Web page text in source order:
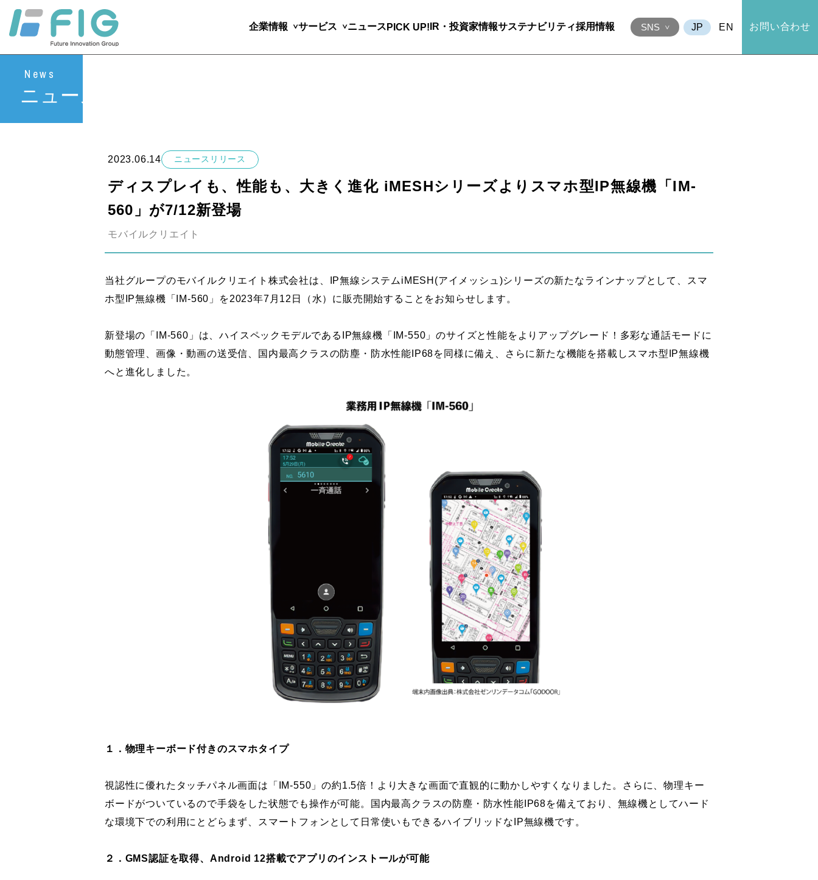
SNS EN お問い合わせ
企業情報 サービス ニュース PICK UP! IR・投資家情報サステナビリティ採用情報
News
ニュース
2023.06.14 ニュースリリース
ディスプレイも、性能も、大きく進化 iMESHシリーズよりスマホ型IP無線機「IM-
560」が7/12新登場
モバイルクリエイト
当社グループのモバイルクリエイト株式会社は、IP無線システムiMESH(アイメッシュ)シリーズの新たなラインナップとして、スマ
ホ型IP無線機「IM-560」を2023年7月12日（水）に販売開始することをお知らせします。
新登場の「IM-560」は、ハイスペックモデルであるIP無線機「IM-550」のサイズと性能をよりアップグレード！多彩な通話モードに
動態管理、画像・動画の送受信、国内最高クラスの防塵・防水性能IP68を同様に備え、さらに新たな機能を搭載しスマホ型IP無線機
へと進化しました。
１．物理キーボード付きのスマホタイプ
視認性に優れたタッチパネル画面は「IM-550」の約1.5倍！より大きな画面で直観的に動かしやすくなりました。さらに、物理キー
ボードがついているので手袋をした状態でも操作が可能。国内最高クラスの防塵・防水性能IP68を備えており、無線機としてハード
な環境下での利用にとどらまず、スマートフォンとして日常使いもできるハイブリッドなIP無線機です。
２．GMS認証を取得、Android 12搭載でアプリのインストールが可能